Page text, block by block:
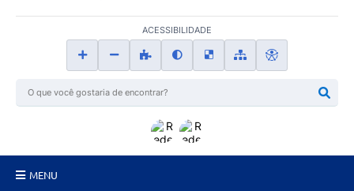
ACESSIBILIDADE
MENU